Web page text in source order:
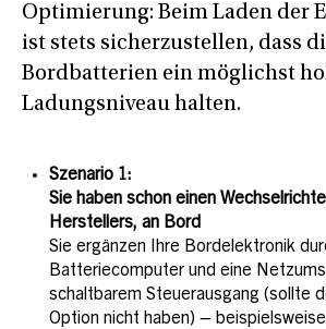
Optimierung: Beim Laden der
ist stets sicherzustellen, dass
Bordbatterien ein möglichst
Ladungsniveau halten.
Szenario 1:
Sie haben schon einen
Herstellers, an Bord
Sie ergänzen Ihre Bordelektronik
Batteriecomputer und eine
schaltbarem Steuerausgang (sollte
Option nicht haben) –